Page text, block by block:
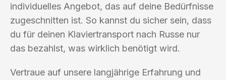
individuelles Angebot, das auf deine Bedürfnisse
zugeschnitten ist. So kannst du sicher sein, dass
du für deinen Klaviertransport nach Russe nur
das bezahlst, was wirklich benötigt wird.
Vertraue auf unsere langjährige Erfahrung und